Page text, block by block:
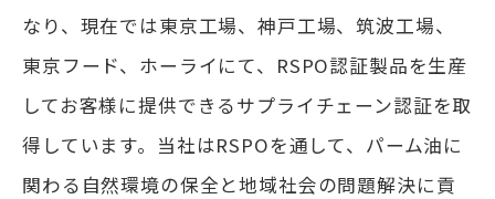
なり、現在では東京工場、神戸工場、筑波工場、
東京フード、ホーライにて、RSPO認証製品を生産
してお客様に提供できるサプライチェーン認証を取
得しています。当社はRSPOを通して、パーム油に
関わる自然環境の保全と地域社会の問題解決に貢